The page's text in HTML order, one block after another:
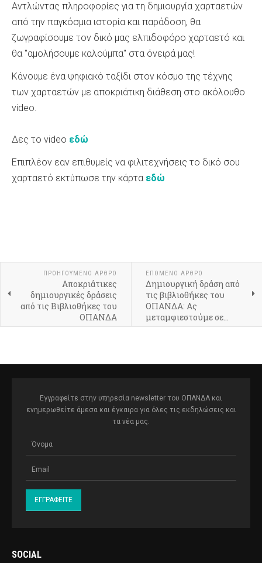
Αντλώντας πληροφορίες για τη δημιουργία χαρταετών
από την παγκόσμια ιστορία και παράδοση, θα
ζωγραφίσουμε τον δικό μας ελπιδοφόρο χαρταετό και
θα "αμολήσουμε καλούμπα" στα όνειρά μας!
Κάνουμε ένα ψηφιακό ταξίδι στον κόσμο της τέχνης
των χαρταετών με αποκριάτικη διάθεση στο ακόλουθο
video.
Δες το video εδώ
Επιπλέον εαν επιθυμείς να φιλιτεχνήσεις το δικό σου
χαρταετό εκτύπωσε την κάρτα εδώ
ΠΡΟΗΓΟΎΜΕΝΟ ΆΡΘΡΟ
Αποκριάτικες
δημιουργικές δράσεις
από τις Βιβλιοθήκες του
ΟΠΑΝΔΑ
ΕΠΌΜΕΝΟ ΆΡΘΡΟ
Δημιουργική δράση από
τις βιβλιοθήκες του
ΟΠΑΝΔΑ: Ας
μεταμφιεστούμε σε…
Εγγραφείτε στην υπηρεσία newsletter του ΟΠΑΝΔΑ και
ενημερωθείτε άμεσα και έγκαιρα για όλες τις εκδηλώσεις και
τα νέα μας.
SOCIAL